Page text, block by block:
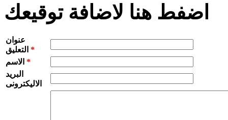
اضفط هنا لاضافة توقيعك
عنوان
*
*
البريد
الاليكترونى